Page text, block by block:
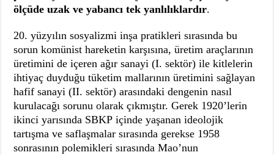
ölçüde uzak ve yabancı tek yanlılıklardır.
20. yüzyılın sosyalizmi inşa pratikleri sırasında bu
sorun komünist hareketin karşısına, üretim araçlarının
üretimini de içeren ağır sanayi (I. sektör) ile kitlelerin
ihtiyaç duyduğu tüketim mallarının üretimini sağlayan
hafif sanayi (II. sektör) arasındaki dengenin nasıl
kurulacağı sorunu olarak çıkmıştır. Gerek 1920’lerin
ikinci yarısında SBKP içinde yaşanan ideolojik
tartışma ve saflaşmalar sırasında gerekse 1958
sonrasının polemikleri sırasında Mao’nun